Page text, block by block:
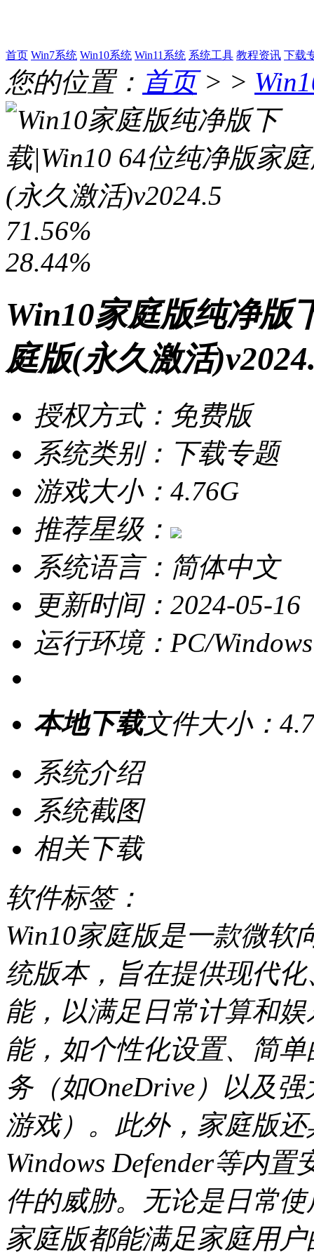
首页 Win7系统 Win10系统 Win11系统 系统工具 教程资讯 下载
您的位置： 首页> >
71.56%
28.44%
Win10家庭版纯净版
庭版(永久激活
授权方式：免费版
系统类别：下载专题
游戏大小：4.76G
推荐星级：
系统语言：简体中文
更新时间：2024-05-16
运行环境：PC/Windows
本地下载文件大小：
系统介绍
系统截图
相关下载
软件标签：
Win10家庭版是一款微软
统版本，旨在提供现代
能，以满足日常计算和
能，如个性化设置、简
务（如OneDrive）以及
游戏）。此外，家庭版
Windows Defender等内
件的威胁。无论是日常使
家庭版都能满足家庭用